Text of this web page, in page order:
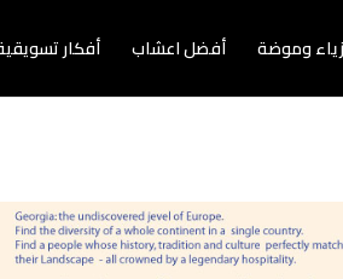
وموضة أفضل اعشاب أفكار